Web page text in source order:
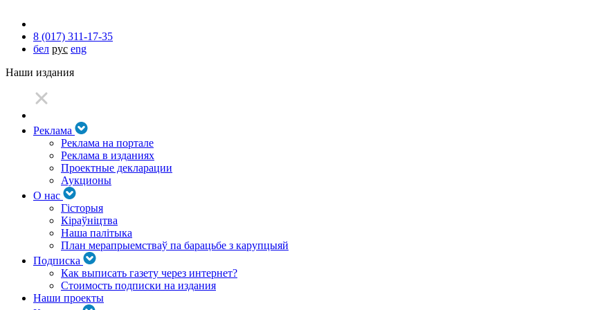
8 (017) 311-17-35
бел рус eng
Наши издания
Реклама
Реклама на портале
Реклама в изданиях
Проектные декларации
Аукционы
О нас
Гісторыя
Кіраўніцтва
Наша палітыка
План мерапрыемстваў па барацьбе з карупцыяй
Подписка
Как выписать газету через интернет?
Стоимость подписки на издания
Наши проекты